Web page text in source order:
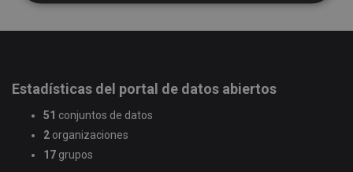
Estadísticas del portal de datos abiertos
51 conjuntos de datos
2 organizaciones
17 grupos